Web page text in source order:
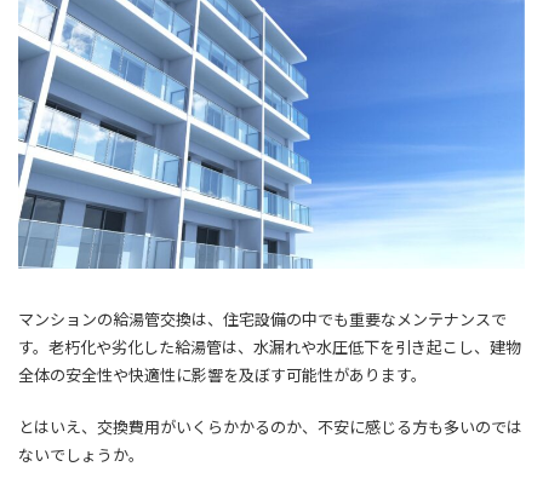
マンションの給湯管交換は、住宅設備の中でも重要なメンテナンスで
す。老朽化や劣化した給湯管は、水漏れや水圧低下を引き起こし、建物
全体の安全性や快適性に影響を及ぼす可能性があります。
とはいえ、交換費用がいくらかかるのか、不安に感じる方も多いのでは
ないでしょうか。